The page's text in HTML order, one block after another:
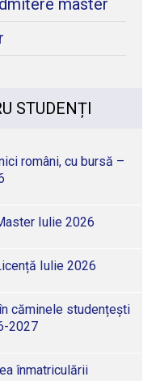
master
STUDENȚI
români, cu bursă –
Iulie 2026
Iulie 2026
căminele studențești
2027
înmatriculării